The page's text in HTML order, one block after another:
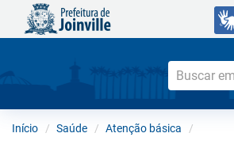
Início Saúde Atenção básica